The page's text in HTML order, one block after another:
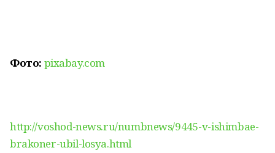
Фото: pixabay.com
http://voshod-news.ru/numbnews/9445-v-ishimbae-
brakoner-ubil-losya.html